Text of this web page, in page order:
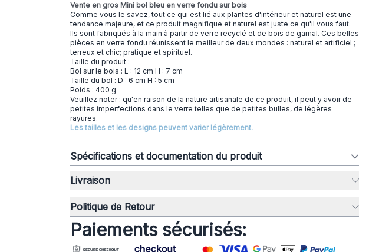
Vente en gros Mini bol bleu en verre fondu sur bois
Comme vous le savez, tout ce qui est lié aux plantes d'intérieur et naturel est une
tendance majeure, et ce produit magnifique et naturel est juste ce qu'il vous faut.
Ils sont fabriqués à la main à partir de verre recyclé et de bois de gamal. Ces belles
pièces en verre fondu réunissent le meilleur de deux mondes : naturel et artificiel ;
terreux et chic; pratique et spirituel.
Taille du produit :
Bol sur le bois : L : 12 cm H : 7 cm
Taille du bol : D : 6 cm H : 5 cm
Poids : 400 g
Veuillez noter : qu'en raison de la nature artisanale de ce produit, il peut y avoir de
petites imperfections dans le verre telles que de petites bulles, de légères
rayures.
Les tailles et les designs peuvent varier légèrement.
Spécifications et documentation du produit
Livraison
Politique de Retour
Paiements sécurisés: